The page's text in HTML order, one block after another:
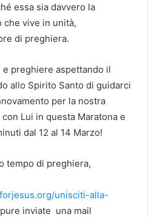
essa sia davvero la
che vive in unità,
di preghiera.
preghiere aspettando il
allo Spirito Santo di guidarci
per la nostra
Lui in questa Maratona e
dal 12 al 14 Marzo!
tempo di preghiera,
unisciti-alla-
inviate una mail